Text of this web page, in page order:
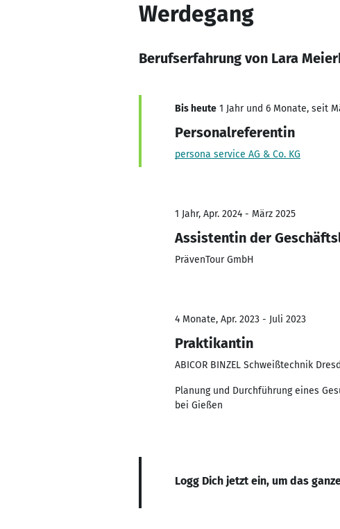
Werdegang
Berufserfahrung von Lara
Bis heute 1 Jahr und 6 Monate, seit
Personalreferentin
persona service AG & Co. KG
1 Jahr, Apr. 2024 - März 2025
Assistentin der
PrävenTour GmbH
4 Monate, Apr. 2023 - Juli 2023
Praktikantin
ABICOR BINZEL Schweißtechnik
Planung und Durchführung eines
bei Gießen
Logg Dich jetzt ein, um das